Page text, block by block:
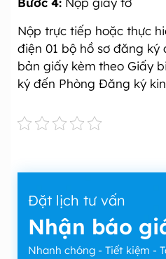
Nộp trực tiếp hoặc thực
điện 01 bộ hồ sơ đăng
bản giấy kèm theo Giấy
ký đến Phòng Đăng ký
Đặt lịch tư vấn
Nhận báo
Nhanh chóng - Tiết kiệm -